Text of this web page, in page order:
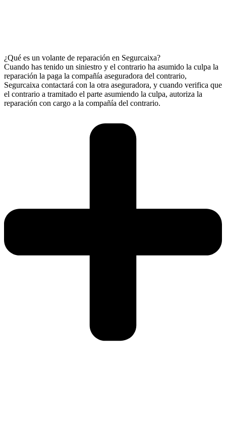
¿Qué es un volante de reparación en Segurcaixa?
Cuando has tenido un siniestro y el contrario ha asumido la culpa la
reparación la paga la compañía aseguradora del contrario,
Segurcaixa contactará con la otra aseguradora, y cuando verifica que
el contrario a tramitado el parte asumiendo la culpa, autoriza la
reparación con cargo a la compañía del contrario.